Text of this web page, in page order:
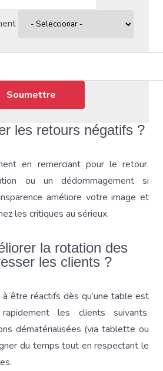
les retours négatifs ?
en remerciant pour le retour.
ou un dédommagement si
améliore votre image et
les critiques au sérieux.
la rotation des
les clients ?
être réactifs dès qu’une table est
les clients suivants.
dématérialisées (via tablette ou
du temps tout en respectant le